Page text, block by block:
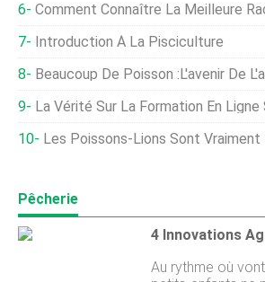
Comment Connaître La Meilleure Race
Introduction À La Pisciculture
Beaucoup De Poisson :l'avenir De
La Vérité Sur La Formation En Ligne Sur La
Les Poissons-Lions Sont Vraiment Les Poissons
Pêcherie
Au rythme où